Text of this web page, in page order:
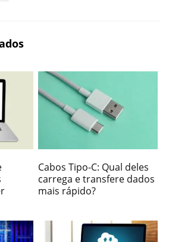
Cabos Tipo-C: Qual deles
carrega e transfere dados
mais rápido?